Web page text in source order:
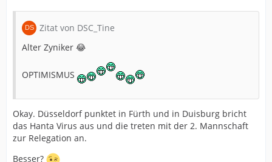
Zitat von DSC_Tine
Alter Zyniker 😂
OPTIMISMUS
Okay. Düsseldorf punktet in Fürth und in Duisburg bricht
das Hanta Virus aus und die treten mit der 2. Mannschaft
zur Relegation an.
Besser?